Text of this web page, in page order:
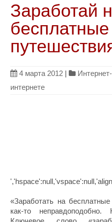
Заработай
бесплатные
4 марта 2012 |
интернете
«Заработать на
как-то